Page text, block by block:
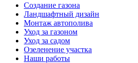
Создание газона
Ландшафтный дизайн
Монтаж автополива
Уход за газоном
Уход за садом
Озеленение участка
Наши работы